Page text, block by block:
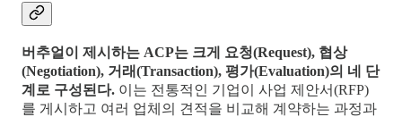
버추얼이 제시하는 ACP는 크게 요청(Request), 협상
(Negotiation), 거래(Transaction), 평가(Evaluation)의 네 단
계로 구성된다. 이는 전통적인 기업이 사업 제안서(RFP)
를 게시하고 여러 업체의 견적을 비교해 계약하는 과정과